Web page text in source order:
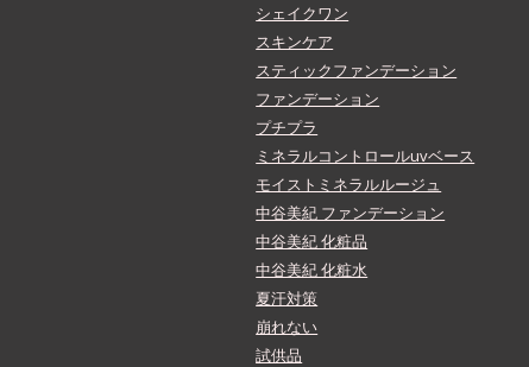
シェイクワン
スキンケア
スティックファンデーション
ファンデーション
プチプラ
ミネラルコントロールuvベース
モイストミネラルルージュ
中谷美紀 ファンデーション
中谷美紀 化粧品
中谷美紀 化粧水
夏汗対策
崩れない
試供品